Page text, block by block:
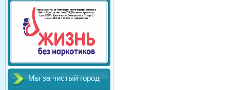
Мы за чистый город